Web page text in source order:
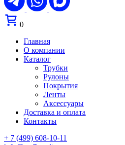
0
Главная
О компании
Каталог
Трубки
Рулоны
Покрытия
Ленты
Аксессуары
Доставка и оплата
Контакты
+ 7 (499) 608-10-11